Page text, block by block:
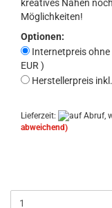
kreatives Nähen
Möglichkeiten!
Optionen:
Internetpreis
EUR )
Herstellerpreis
Lieferzeit:
abweichend)